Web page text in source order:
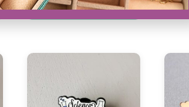
Ver opciones